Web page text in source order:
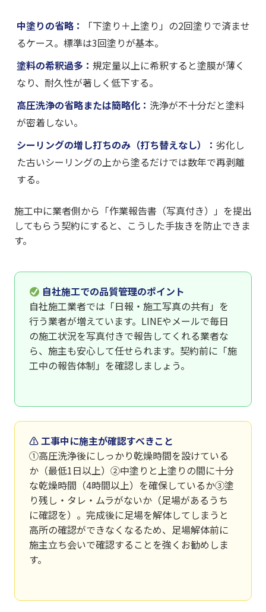
中塗りの省略：
「下塗り＋上塗り」の2回塗りで済ませ
るケース。標準は3回塗りが基本。
塗料の希釈過多： 規定量以上に希釈すると塗膜が薄く
なり、耐久性が著しく低下する。
高圧洗浄の省略または簡略化： 洗浄が不十分だと塗料
が密着しない。
シーリングの増し打ちのみ（打ち替えなし）： 劣化し
た古いシーリングの上から塗るだけでは数年で再剥離
する。
施工中に業者側から「作業報告書（写真付き）」を提出
してもらう契約にすると、こうした手抜きを防止できま
す。
自社施工での品質管理のポイント
自社施工業者では「日報・施工写真の共有」を
行う業者が増えています。LINEやメールで毎日
の施工状況を写真付きで報告してくれる業者な
ら、施主も安心して任せられます。契約前に「施
工中の報告体制」を確認しましょう。
⚠ 工事中に施主が確認すべきこと
①高圧洗浄後にしっかり乾燥時間を設けている
か（最低1日以上）②中塗りと上塗りの間に十分
な乾燥時間（4時間以上）を確保しているか③塗
り残し・タレ・ムラがないか（足場があるうち
に確認を）。完成後に足場を解体してしまうと
高所の確認ができなくなるため、足場解体前に
施主立ち会いで確認することを強くお勧めしま
す。